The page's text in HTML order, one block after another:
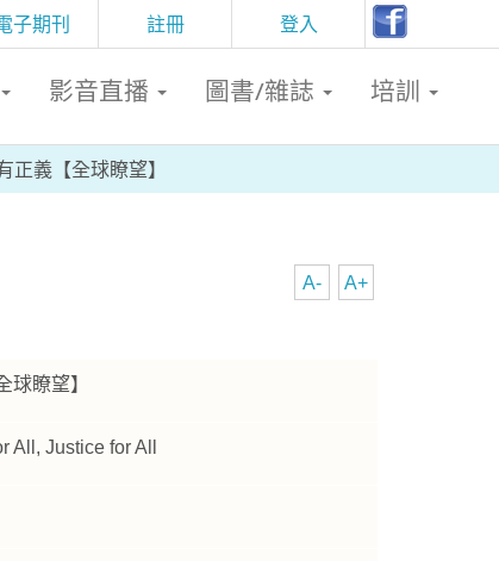
註冊 登入
子期刊
影音直播 圖書/雜誌 培訓
正義【全球瞭望】
A+
A-
瞭望】
Justice for All